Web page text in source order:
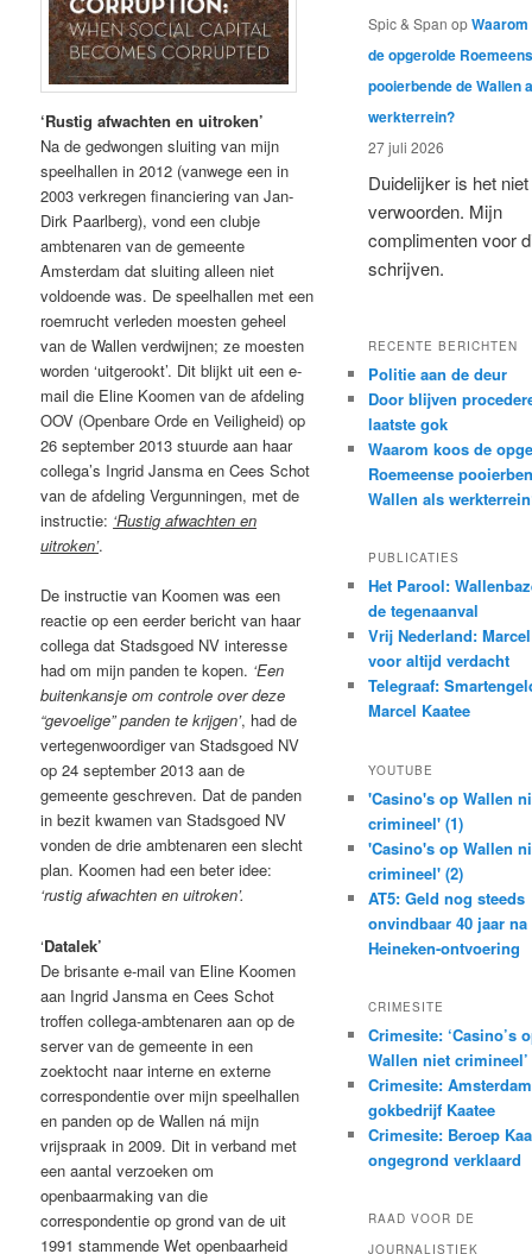
‘Rustig afwachten en uitroken’
Na de gedwongen sluiting van mijn
speelhallen in 2012 (vanwege een in
2003 verkregen financiering van Jan-
Dirk Paarlberg), vond een clubje
ambtenaren van de gemeente
Amsterdam dat sluiting alleen niet
voldoende was. De speelhallen met een
roemrucht verleden moesten geheel
van de Wallen verdwijnen; ze moesten
worden ‘uitgerookt’. Dit blijkt uit een e-
mail die Eline Koomen van de afdeling
OOV (Openbare Orde en Veiligheid) op
26 september 2013 stuurde aan haar
collega’s Ingrid Jansma en Cees Schot
van de afdeling Vergunningen, met de
instructie: ‘Rustig afwachten en
uitroken’.
De instructie van Koomen was een
reactie op een eerder bericht van haar
collega dat Stadsgoed NV interesse
had om mijn panden te kopen. ‘Een
buitenkansje om controle over deze
“gevoelige” panden te krijgen’, had de
vertegenwoordiger van Stadsgoed NV
op 24 september 2013 aan de
gemeente geschreven. Dat de panden
in bezit kwamen van Stadsgoed NV
vonden de drie ambtenaren een slecht
plan. Koomen had een beter idee:
‘rustig afwachten en uitroken’.
‘Datalek’
De brisante e-mail van Eline Koomen
aan Ingrid Jansma en Cees Schot
troffen collega-ambtenaren aan op de
server van de gemeente in een
zoektocht naar interne en externe
correspondentie over mijn speelhallen
en panden op de Wallen ná mijn
vrijspraak in 2009. Dit in verband met
een aantal verzoeken om
openbaarmaking van die
correspondentie op grond van de uit
1991 stammende Wet openbaarheid
Spic & Span op
de opgerolde
pooierbende de Wallen
werkterrein?
27 juli 2026
Duidelijker is het
verwoorden. Mijn
complimenten voor
schrijven.
RECENTE BERICHTEN
Politie aan de deur
Door blijven
laatste gok
Waarom koos de
Roemeense
Wallen als
PUBLICATIES
Het Parool:
de tegenaanval
Vrij Nederland:
voor altijd verdacht
Telegraaf:
Marcel Kaatee
YOUTUBE
'Casino's op Wallen
crimineel' (1)
'Casino's op Wallen
crimineel' (2)
AT5: Geld nog steeds
onvindbaar 40 jaar na
Heineken-ontvoering
CRIMESITE
Crimesite: ‘Casino’s
Wallen niet crimineel’
Crimesite:
gokbedrijf Kaatee
Crimesite: Beroep
ongegrond verklaard
RAAD VOOR DE
JOURNALISTIEK